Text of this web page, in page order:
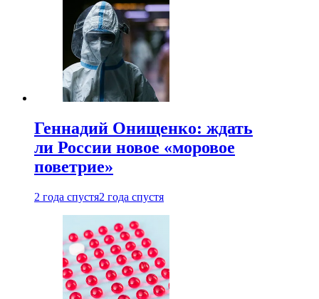
Геннадий Онищенко: ждать
ли России новое «моровое
поветрие»
2 года спустя2 года спустя